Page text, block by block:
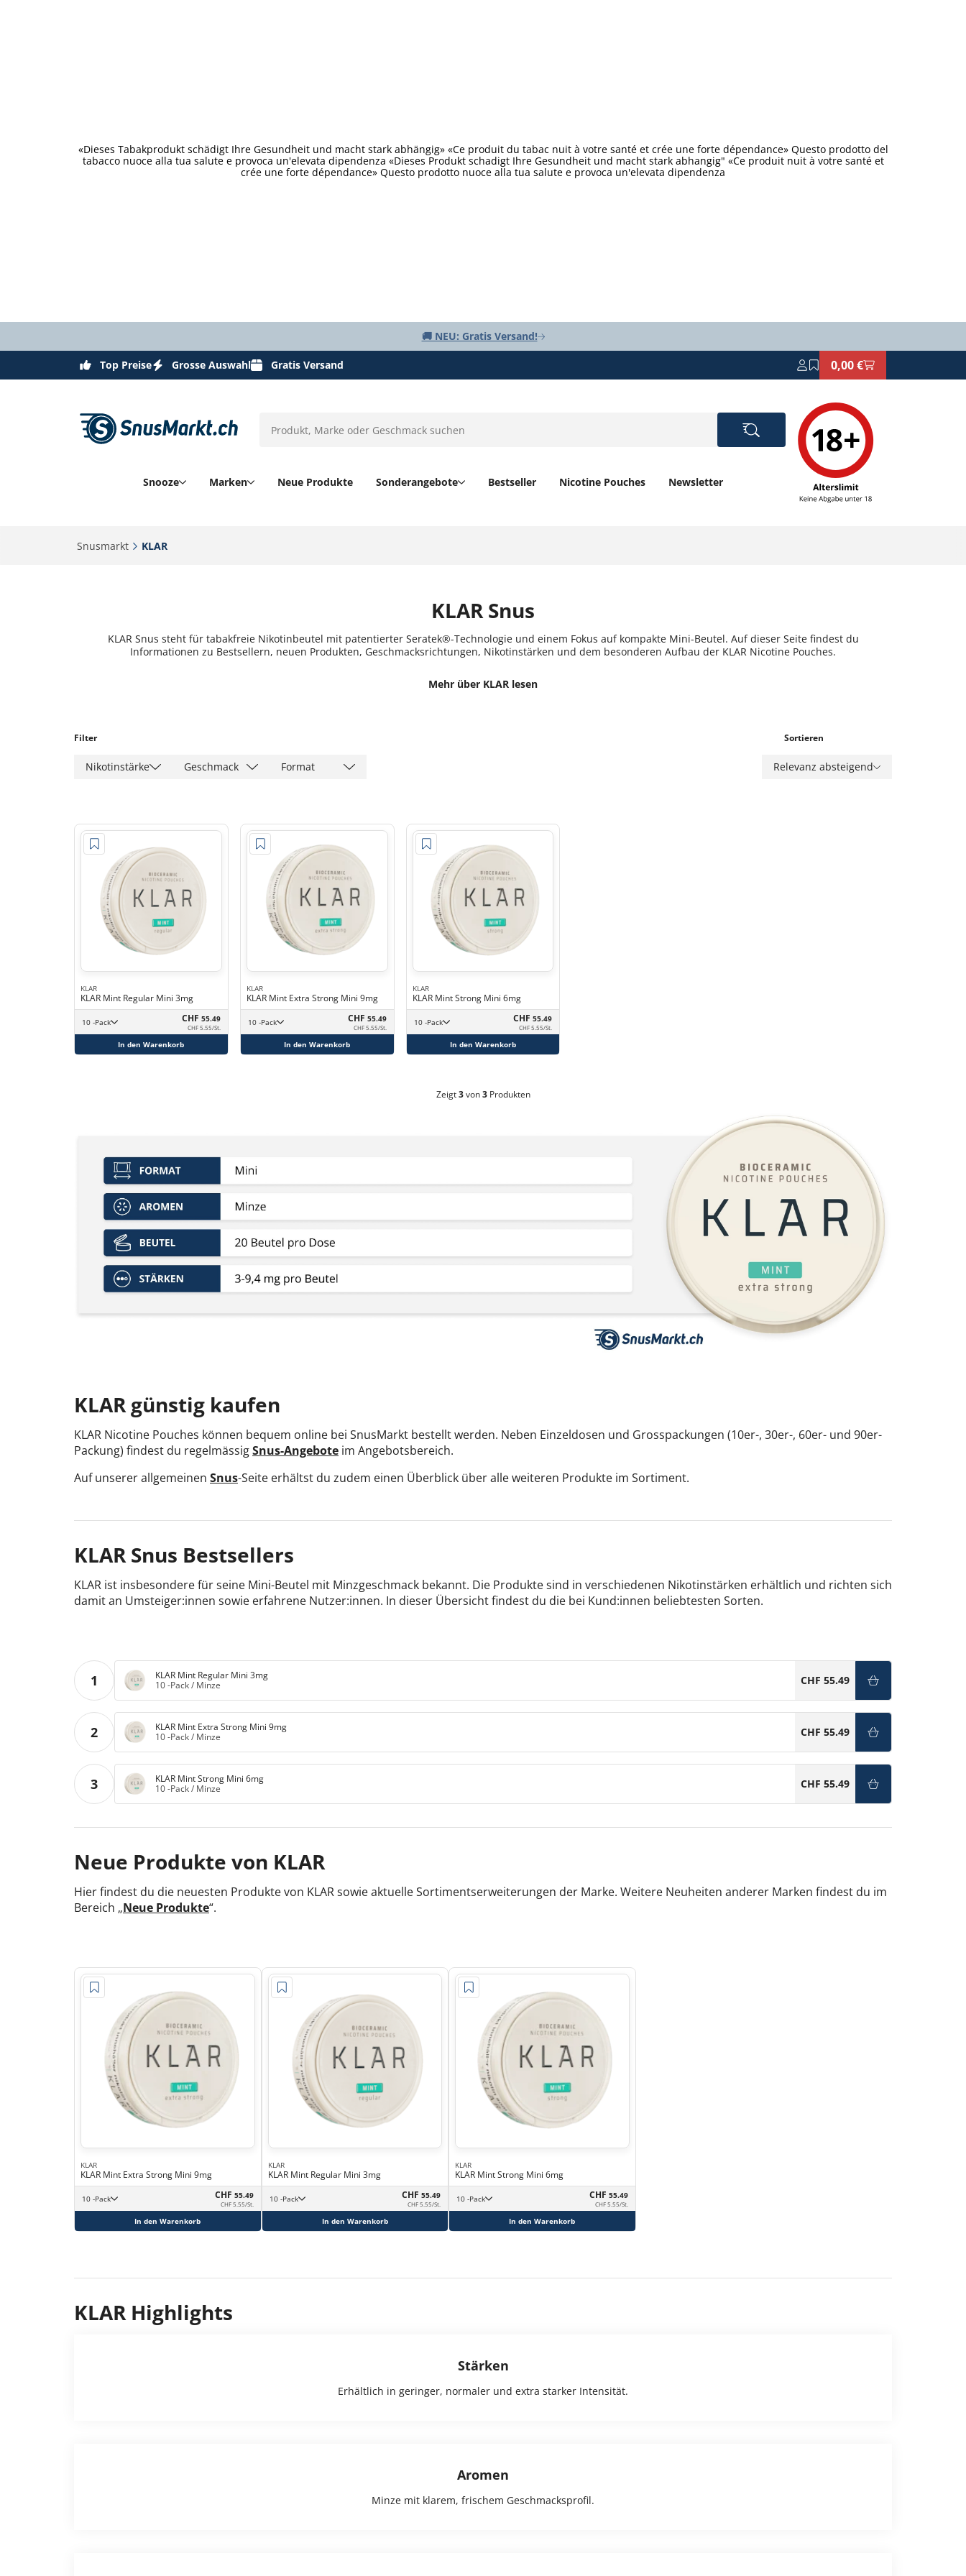
«Dieses Tabakprodukt schädigt Ihre Gesundheit und macht stark abhängig» «Ce produit du tabac nuit à votre santé et crée une forte dépendance» Questo prodotto del
tabacco nuoce alla tua salute e provoca un'elevata dipendenza «Dieses Produkt schadigt Ihre Gesundheit und macht stark abhangig" «Ce produit nuit à votre santé et
crée une forte dépendance» Questo prodotto nuoce alla tua salute e provoca un'elevata dipendenza
🚚 NEU: Gratis Versand!
Top Preise Grosse Auswahl Gratis Versand 0,00 €
Snooze Marken Neue Produkte Sonderangebote Bestseller Nicotine Pouches Newsletter
Snusmarkt‎ KLAR‎
KLAR Snus
KLAR Snus steht für tabakfreie Nikotinbeutel mit patentierter Seratek®-Technologie und einem Fokus auf kompakte Mini-Beutel. Auf dieser Seite findest du
Informationen zu Bestsellern, neuen Produkten, Geschmacksrichtungen, Nikotinstärken und dem besonderen Aufbau der KLAR Nicotine Pouches.
Mehr über KLAR lesen
Filter Sortieren
Relevanz absteigend
Nikotinstärke Geschmack Format
KLAR
KLAR Mint Regular Mini 3mg
10 -Pack CHF 55.49
CHF 5.55/St.
In den Warenkorb
KLAR
KLAR Mint Extra Strong Mini 9mg
10 -Pack CHF 55.49
CHF 5.55/St.
In den Warenkorb
KLAR
KLAR Mint Strong Mini 6mg
10 -Pack CHF55.49
CHF 5.55/St.
In den Warenkorb
Zeigt3von3 Produkten
KLAR günstig kaufen
KLAR Nicotine Pouches können bequem online bei SnusMarkt bestellt werden. Neben Einzeldosen und Grosspackungen (10er-, 30er-, 60er- und 90er-
Packung) findest du regelmässigSnus-Angebote im Angebotsbereich.
Auf unserer allgemeinen Snus-Seite erhältst du zudem einen Überblick über alle weiteren Produkte im Sortiment.
KLAR Snus Bestsellers
KLAR ist insbesondere für seine Mini-Beutel mit Minzgeschmack bekannt. Die Produkte sind in verschiedenen Nikotinstärken erhältlich und richten sich
damit an Umsteiger:innen sowie erfahrene Nutzer:innen. In dieser Übersicht findest du die bei Kund:innen beliebtesten Sorten.
1
KLAR Mint Regular Mini 3mg
10 -Pack/ Minze CHF 55.49
2
KLAR Mint Extra Strong Mini 9mg
10 -Pack/ Minze CHF 55.49
3
KLAR Mint Strong Mini 6mg
10 -Pack/ Minze CHF 55.49
Neue Produkte von KLAR
Hier findest du die neuesten Produkte von KLAR sowie aktuelle Sortimentserweiterungen der Marke. Weitere Neuheiten anderer Marken findest du im
Bereich „Neue Produkte“.
KLAR
KLAR Mint Extra Strong Mini 9mg
10 -Pack CHF 55.49
CHF 5.55/St.
In den Warenkorb
KLAR
KLAR Mint Regular Mini 3mg
10 -Pack CHF 55.49
CHF 5.55/St.
In den Warenkorb
KLAR
KLAR Mint Strong Mini 6mg
10 -Pack CHF 55.49
CHF 5.55/St.
In den Warenkorb
KLAR Highlights
Stärken
Erhältlich in geringer, normaler und extra starker Intensität.
Aromen
Minze mit klarem, frischem Geschmacksprofil.